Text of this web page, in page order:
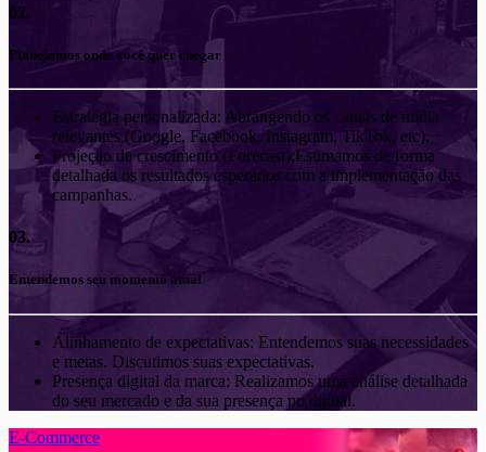
02.
Planejamos onde você quer chegar
Estratégia personalizada: Abrangendo os canais de mídia
relevantes (Google, Facebook, Instagram, TikTok, etc).
Projeção de crescimento (Forecast):Estimamos de forma
detalhada os resultados esperados com a implementação das
campanhas.
03.
Entendemos seu momento atual
Alinhamento de expectativas: Entendemos suas necessidades
e metas. Discutimos suas expectativas.
Presença digital da marca: Realizamos uma análise detalhada
do seu mercado e da sua presença no digital.
E-Commerce